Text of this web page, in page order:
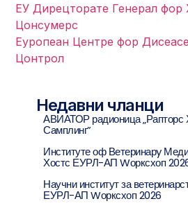
ЕУ Дирецторате Генерал фор
Цонсумерс
Еуропеан Центре фор
Цонтрол
Недавни чланци
АВИАТОР радионица „Рапторс
Самплинг”
Институте оф Ветеринарy
Хостс ЕУРЛ-АП Wорксхоп
Научни институт за
ЕУРЛ-АП Wорксхоп 2026